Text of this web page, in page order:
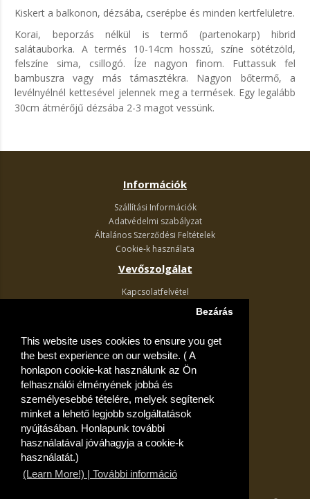
This website uses cookies to ensure you get
the best experience on our website. ( A
honlapon cookie-kat használunk az Ön
felhasználói élményének jobbá és
személyesebbé tételére, melyek segítenek
minket a lehető legjobb szolgáltatások
nyújtásában. Honlapunk további
használatával jóváhagyja a cookie-k
használatát.)
(Learn More!) | További információ
Bezárás
Kiskert a balkonon, dézsába, cserépbe és minden kertfelületre.
Korai, beporzás nélkül is termő (partenokarp) hibrid
salátauborka. A termés 10-14cm hosszú, színe sötétzöld,
felszíne sima, csillogó. Íze nagyon finom. Futtassuk fel
bambuszra vagy más támasztékra. Nagyon bőtermő, a
levélnyélnél kettesével jelennek meg a termések. Egy legalább
30cm átmérőjű dézsába 2-3 magot vessünk.
Információk
Szállítási Információk
Adatvédelmi szabályzat
Általános Szerződési Feltételek
Cookie-k használata
Vevőszolgálat
Kapcsolatfelvétel
Akciós ajánlatok
Fiók
Kívánságlista